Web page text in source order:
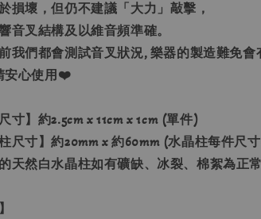
損壞，但仍不建議「大力」敲擊，
音叉結構及以維音頻準確。
我們都會測試音叉狀況, 樂器的製造難免會
安心使用❤️
寸】約2.5cm x 11cm x 1cm (單件)
柱尺寸】約20mm x 約60mm (水晶柱每件尺
天然白水晶柱如有礦缺、冰裂、棉絮為正常